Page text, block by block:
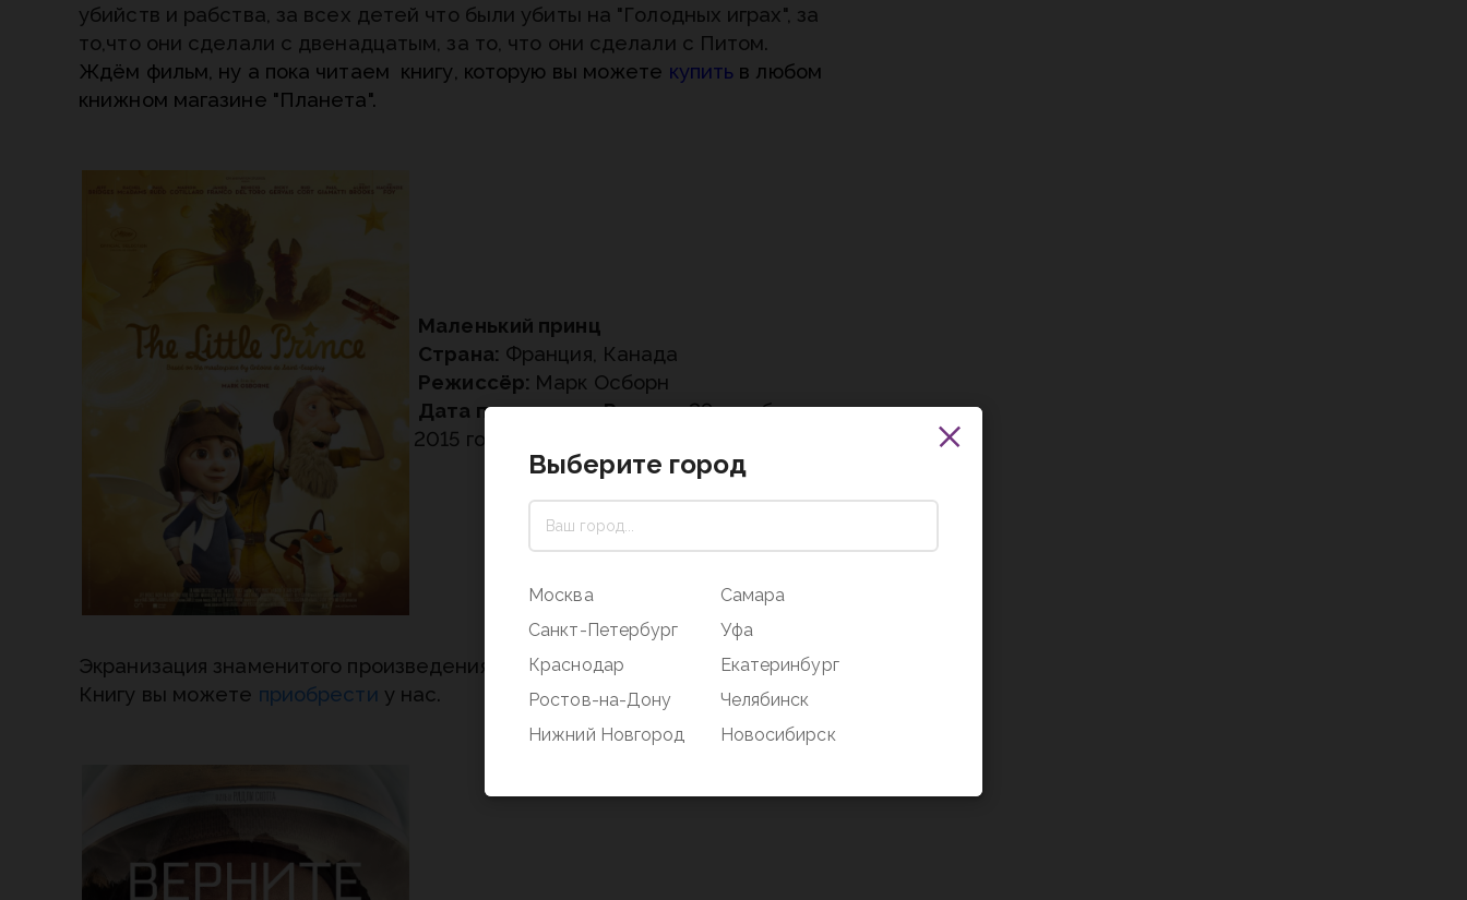
убийств и рабства, за всех детей что были убиты на "Голодных играх", за
то,что они сделали с двенадцатым, за то, что они сделали с Питом.
Ждём фильм, ну а пока читаем книгу, которую вы можете купить в любом
книжном магазине "Планета".
Маленький принц
Страна: Франция, Канада
Режиссёр: Марк Осборн
Дата премьеры в России:29 октября
2015 года
Экранизация знаменитого произведения Антуана де Сент-Экзюпери.
Книгу вы можете приобрести у нас.
Выберите город
Москва
Санкт-Петербург
Краснодар
Ростов-на-Дону
Нижний Новгород
Самара
Уфа
Екатеринбург
Челябинск
Новосибирск